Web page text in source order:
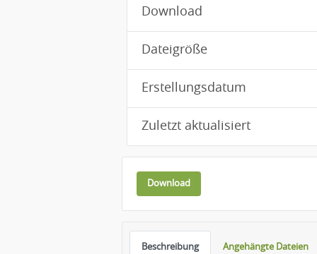
Download
Dateigröße
Erstellungsdatum
Zuletzt aktualisiert
Download
Beschreibung Angehängte Dateien